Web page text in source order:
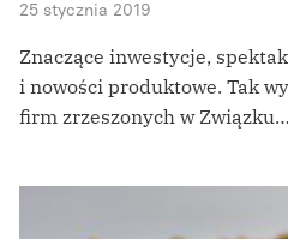
25 stycznia 2019
Znaczące inwestycje,
i nowości produktowe. Tak
firm zrzeszonych w Związku…